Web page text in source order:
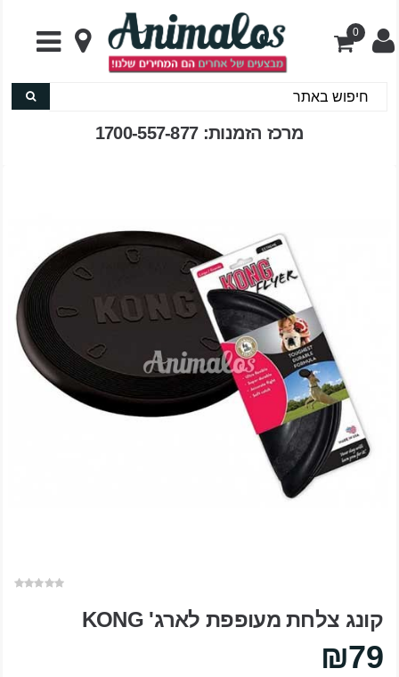
0
מרכז הזמנות: 1700-557-877
קונג צלחת מעופפת לארג' KONG
₪79